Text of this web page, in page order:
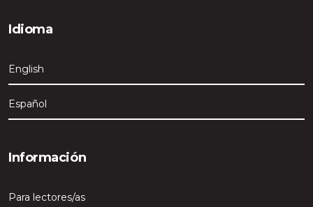
Idioma
English
Español
Información
Para lectores/as